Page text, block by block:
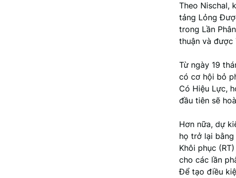
Theo Nischal,
tảng Lỏng
trong Lần
thuận và được
Từ ngày 19
có cơ hội bỏ
Có Hiệu Lực,
đầu tiên sẽ
Hơn nữa, dự
họ trở lại bằng
Khôi phục
cho các lần
Để tạo điều